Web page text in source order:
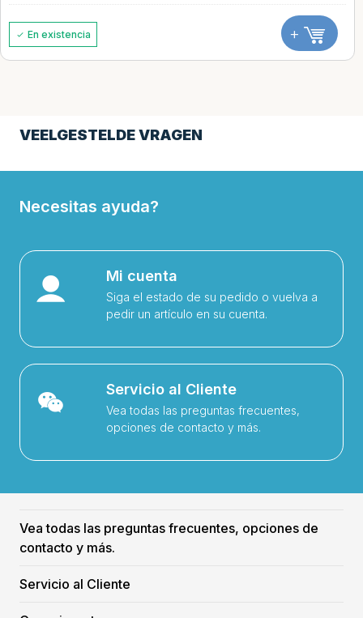
En existencia +
VEELGESTELDE VRAGEN
Necesitas ayuda?
Mi cuenta
Siga el estado de su pedido o vuelva a
pedir un artículo en su cuenta.
Servicio al Cliente
Vea todas las preguntas frecuentes,
opciones de contacto y más.
Vea todas las preguntas frecuentes, opciones de
contacto y más.
Servicio al Cliente